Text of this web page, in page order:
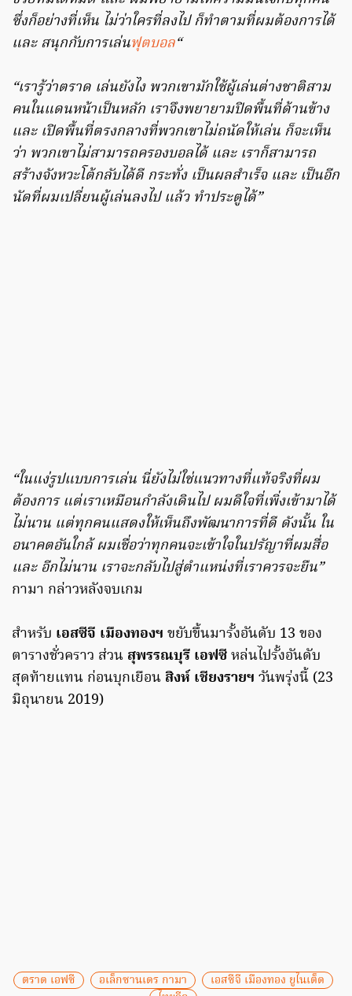
ซึ่งก็อย่างที่เห็น ไม่ว่าใครที่ลงไป ก็ทำตามที่ผมต้องการได้
และ สนุกกับการเล่นฟุตบอล“
“เรารู้ว่าตราด เล่นยังไง พวกเขามักใช้ผู้เล่นต่างชาติสาม
คนในแดนหน้าเป็นหลัก เราจึงพยายามปิดพื้นที่ด้านข้าง
และ เปิดพื้นที่ตรงกลางที่พวกเขาไม่ถนัดให้เล่น ก็จะเห็น
ว่า พวกเขาไม่สามารถครองบอลได้ และ เราก็สามารถ
สร้างจังหวะโต้กลับได้ดี กระทั่ง เป็นผลสำเร็จ และ เป็นอีก
นัดที่ผมเปลี่ยนผู้เล่นลงไป แล้ว ทำประตูได้”
“ในแง่รูปแบบการเล่น นี่ยังไม่ใช่แนวทางที่แท้จริงที่ผม
ต้องการ แต่เราเหมือนกำลังเดินไป ผมดีใจที่เพิ่งเข้ามาได้
ไม่นาน แต่ทุกคนแสดงให้เห็นถึงพัฒนาการที่ดี ดังนั้น ใน
อนาคตอันใกล้ ผมเชื่อว่าทุกคนจะเข้าใจในปรัญาที่ผมสื่อ
และ อีกไม่นาน เราจะกลับไปสู่ตำแหน่งที่เราควรจะยืน”
กามา กล่าวหลังจบเกม
สำหรับ เอสซีจี เมืองทองฯ ขยับขึ้นมารั้งอันดับ 13 ของ
ตารางชั่วคราว ส่วน สุพรรณบุรี เอฟซีหล่นไปรั้งอันดับ
สุดท้ายแทน ก่อนบุกเยือนสิงห์ เชียงรายฯ วันพรุ่งนี้ (23
มิถุนายน 2019)
ตราด เอฟซี อเล็กซานเดร กามา
เอสซีจี เมืองทอง ยูไนเต็ด